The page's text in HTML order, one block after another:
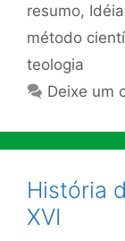
resumo, Idéia
método
teologia
Deixe um
História
XVI